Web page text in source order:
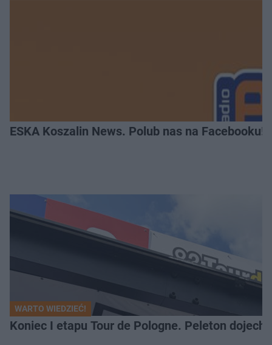
ESKA Koszalin News. Polub nas na Facebooku!
WARTO WIEDZIEĆ!
Koniec I etapu Tour de Pologne. Peleton